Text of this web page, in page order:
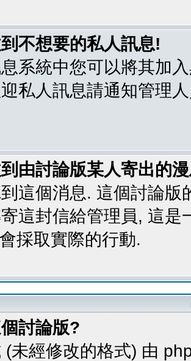
不想要的私人訊息!
系統中您可以將其加
私人訊息請通知管理
由討論版某人寄出的
這個消息. 這個討論
這封信給管理員, 這
採取實際的行動.
討論版?
(未經修改的格式) 由